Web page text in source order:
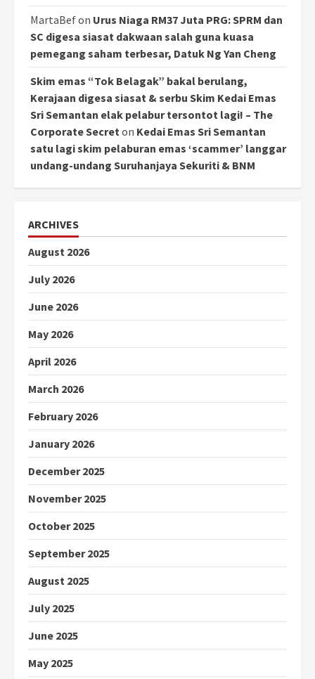
MartaBefon Urus Niaga RM37 Juta PRG: SPRM dan
SC digesa siasat dakwaan salah guna kuasa
pemegang saham terbesar, Datuk Ng Yan Cheng
Skim emas “Tok Belagak” bakal berulang,
Kerajaan digesa siasat & serbu Skim Kedai Emas
Sri Semantan elak pelabur tersontot lagi! – The
Corporate Secreton Kedai Emas Sri Semantan
satu lagi skim pelaburan emas ‘scammer’ langgar
undang-undang Suruhanjaya Sekuriti & BNM
ARCHIVES
August 2026
July 2026
June 2026
May 2026
April 2026
March 2026
February 2026
January 2026
December 2025
November 2025
October 2025
September 2025
August 2025
July 2025
June 2025
May 2025